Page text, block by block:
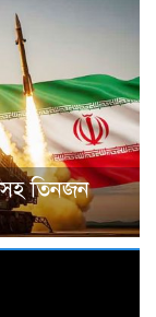
তিনজন